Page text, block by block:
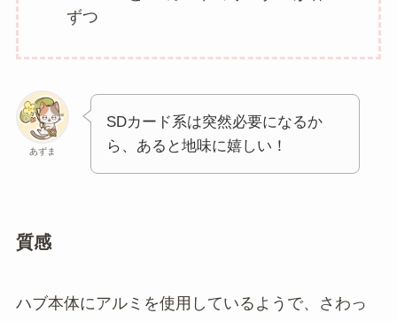
ずつ
あずま
SDカード系は突然必要になるか
ら、あると地味に嬉しい！
質感
ハブ本体にアルミを使用しているようで、さわっ